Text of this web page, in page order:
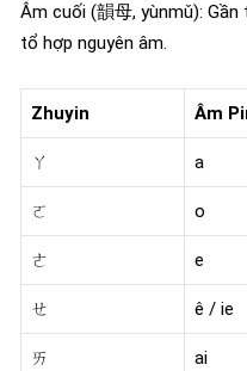
Âm cuối (韻母, yùnmǔ):
tổ hợp nguyên âm.
Zhuyin Âm
ㄚ a
ㄛ o
ㄜ e
ㄝ ê / ie
ㄞ ai